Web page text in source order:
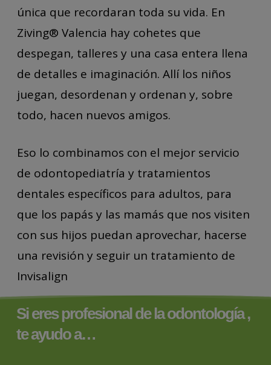
única que recordaran toda su vida. En
Ziving® Valencia hay cohetes que
despegan, talleres y una casa entera llena
de detalles e imaginación. Allí los niños
juegan, desordenan y ordenan y, sobre
todo, hacen nuevos amigos.
Eso lo combinamos con el mejor servicio
de odontopediatría y tratamientos
dentales específicos para adultos, para
que los papás y las mamás que nos visiten
con sus hijos puedan aprovechar, hacerse
una revisión y seguir un tratamiento de
Invisalign
Si eres profesional de la odontología ,
te ayudo a…